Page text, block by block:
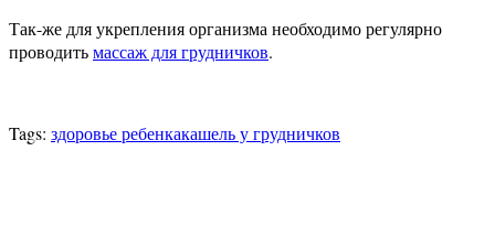
Так-же для укрепления организма необходимо регулярно
проводитьмассаж для грудничков.
Tags: здоровье ребенкакашель у грудничков